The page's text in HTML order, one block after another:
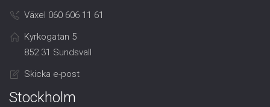
Växel 060 606 11 61
Kyrkogatan 5
852 31 Sundsvall
Skicka e-post
Stockholm